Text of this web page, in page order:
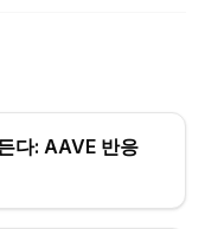
다: AAVE 반응